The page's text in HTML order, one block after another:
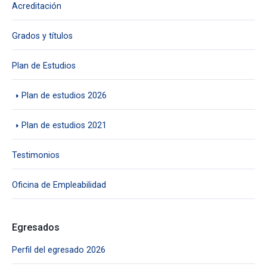
Acreditación
Grados y títulos
Plan de Estudios
Plan de estudios 2026
Plan de estudios 2021
Testimonios
Oficina de Empleabilidad
Egresados
Perfil del egresado 2026